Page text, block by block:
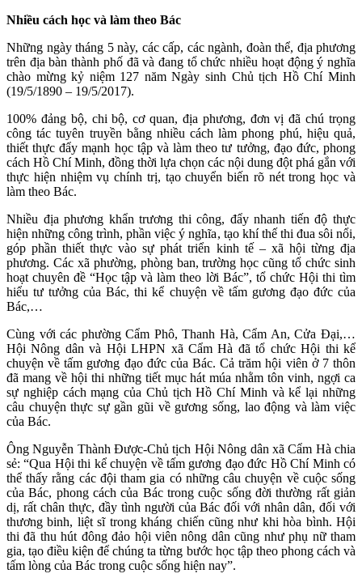
Nhiều cách học và làm theo Bác
Những ngày tháng 5 này, các cấp, các ngành, đoàn thể, địa phương
trên địa bàn thành phố đã và đang tổ chức nhiều hoạt động ý nghĩa
chào mừng kỷ niệm 127 năm Ngày sinh Chủ tịch Hồ Chí Minh
(19/5/1890 – 19/5/2017).
100% đảng bộ, chi bộ, cơ quan, địa phương, đơn vị đã chú trọng
công tác tuyên truyền bằng nhiều cách làm phong phú, hiệu quả,
thiết thực đẩy mạnh học tập và làm theo tư tưởng, đạo đức, phong
cách Hồ Chí Minh, đồng thời lựa chọn các nội dung đột phá gắn với
thực hiện nhiệm vụ chính trị, tạo chuyển biến rõ nét trong học và
làm theo Bác.
Nhiều địa phương khẩn trương thi công, đẩy nhanh tiến độ thực
hiện những công trình, phần việc ý nghĩa, tạo khí thế thi đua sôi nổi,
góp phần thiết thực vào sự phát triển kinh tế – xã hội từng địa
phương. Các xã phường, phòng ban, trường học cũng tổ chức sinh
hoạt chuyên đề “Học tập và làm theo lời Bác”, tổ chức Hội thi tìm
hiểu tư tưởng của Bác, thi kể chuyện về tấm gương đạo đức của
Bác,…
Cùng với các phường Cẩm Phô, Thanh Hà, Cẩm An, Cửa Đại,…
Hội Nông dân và Hội LHPN xã Cẩm Hà đã tổ chức Hội thi kể
chuyện về tấm gương đạo đức của Bác. Cả trăm hội viên ở 7 thôn
đã mang về hội thi những tiết mục hát múa nhằm tôn vinh, ngợi ca
sự nghiệp cách mạng của Chủ tịch Hồ Chí Minh và kể lại những
câu chuyện thực sự gần gũi về gương sống, lao động và làm việc
của Bác.
Ông Nguyễn Thành Được-Chủ tịch Hội Nông dân xã Cẩm Hà chia
sẻ: “Qua Hội thi kể chuyện về tấm gương đạo đức Hồ Chí Minh có
thể thấy rằng các đội tham gia có những câu chuyện về cuộc sống
của Bác, phong cách của Bác trong cuộc sống đời thường rất giản
dị, rất chân thực, đầy tình người của Bác đối với nhân dân, đối với
thương binh, liệt sĩ trong kháng chiến cũng như khi hòa bình. Hội
thi đã thu hút đông đảo hội viên nông dân cũng như phụ nữ tham
gia, tạo điều kiện để chúng ta từng bước học tập theo phong cách và
tấm lòng của Bác trong cuộc sống hiện nay”.